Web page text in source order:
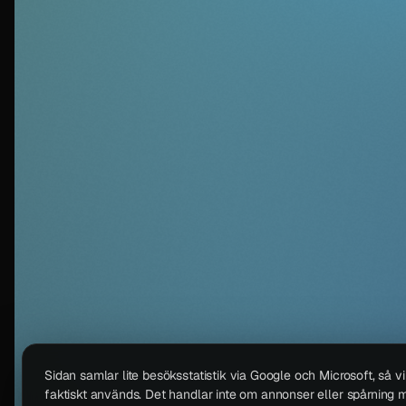
Sidan samlar lite besöksstatistik via Google och Microsoft, så
faktiskt används. Det handlar inte om annonser eller spårning